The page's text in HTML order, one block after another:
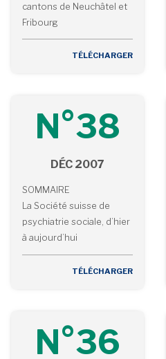
cantons de Neuchâtel et
Fribourg
TÉLÉCHARGER
N°38
DÉC 2007
SOMMAIRE
La Société suisse de
psychiatrie sociale, d’hier
à aujourd’hui
TÉLÉCHARGER
N°36